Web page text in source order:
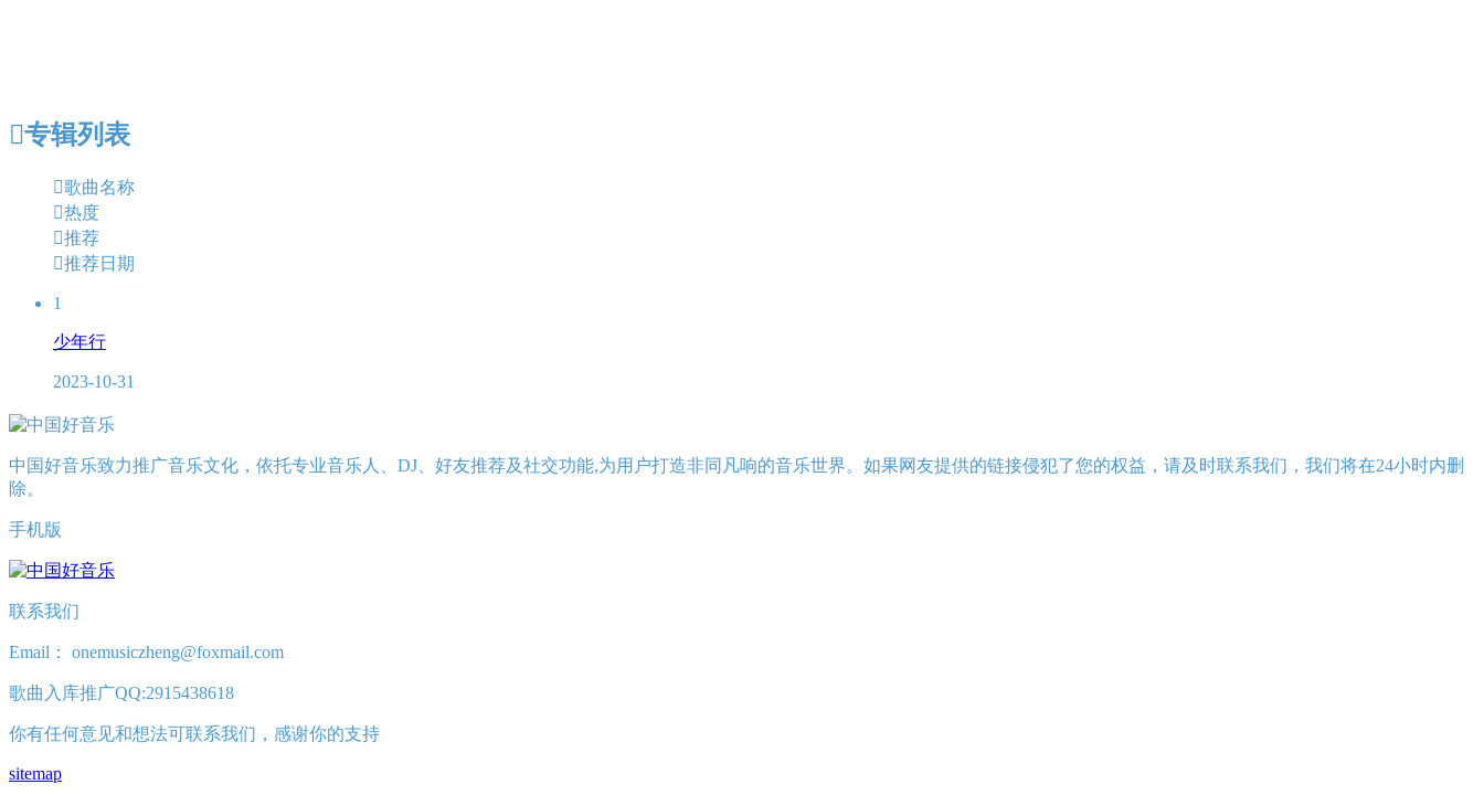
专辑列表
歌曲名称
热度
推荐
推荐日期
1
少年行
2023-10-31
中国好音乐致力推广音乐文化，依托专业音乐人、DJ、好友推荐及社交功能,为用户打造非同凡响的音乐世界。如果网友提供的链接侵犯了您的权益，请及时联系我们，我们将在24小时内删
除。
手机版
联系我们
Email： onemusiczheng@foxmail.com
歌曲入库推广QQ:2915438618
你有任何意见和想法可联系我们，感谢你的支持
sitemap